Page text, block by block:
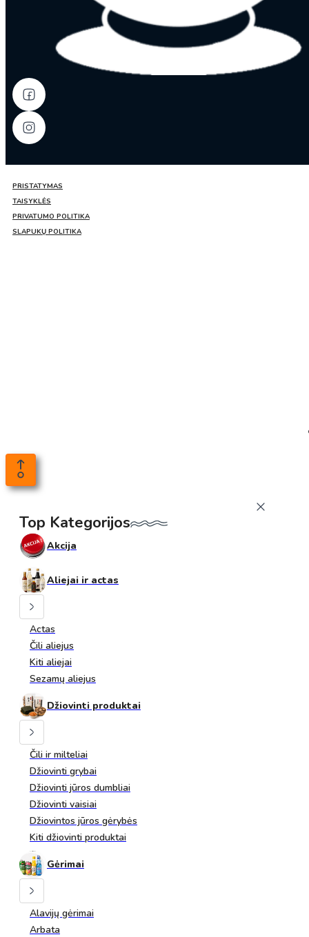
PRISTATYMAS
TAISYKLĖS
PRIVATUMO POLITIKA
SLAPUKŲ POLITIKA
Top Kategorijos
Akcija
Aliejai ir actas
Actas
Čili aliejus
Kiti aliejai
Sezamų aliejus
Džiovinti produktai
Čili ir milteliai
Džiovinti grybai
Džiovinti jūros dumbliai
Džiovinti vaisiai
Džiovintos jūros gėrybės
Kiti džiovinti produktai
Gėrimai
Alavijų gėrimai
Arbata